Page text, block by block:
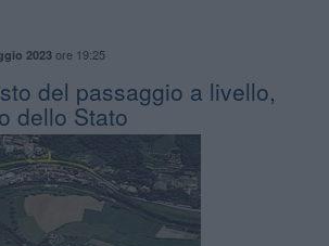
2023ore 19:25
del passaggio a livello,
dello Stato